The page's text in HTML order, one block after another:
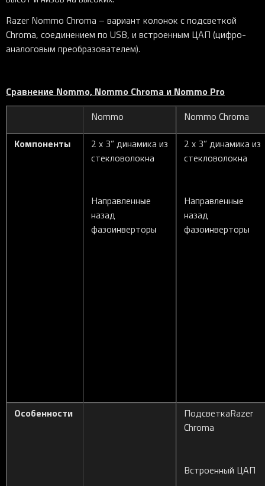
Razer Nommo Chroma – вариант колонок с подсветкой
Chroma, соединением по USB, и встроенным ЦАП (цифро-
аналоговым преобразователем).
Сравнение Nommo, Nommo Chroma и Nommo Pro
Nommo Nommo Chroma
Компоненты
2 x 3” динамика из
стекловолокна
Направленные
назад
фазоинверторы
2 x 3” динамика из
стекловолокна
Направленные
назад
фазоинверторы
Особенности
ПодсветкаRazer
Chroma
Встроенный ЦАП